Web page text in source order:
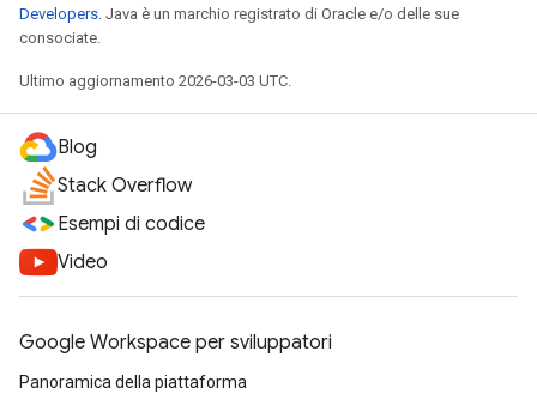
Developers . Java è un marchio registrato di Oracle e/o delle sue
consociate.
Ultimo aggiornamento 2026-03-03 UTC.
Blog
Stack Overflow
Esempi di codice
Video
Google Workspace per sviluppatori
Panoramica della piattaforma